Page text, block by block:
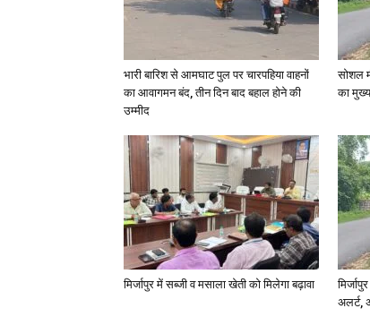
भारी बारिश से आमघाट पुल पर चारपहिया वाहनों
का आवागमन बंद, तीन दिन बाद बहाल होने की
उम्मीद
सोशल
का
मिर्जापुर में सब्जी व मसाला खेती को मिलेगा बढ़ावा
अलर्ट,